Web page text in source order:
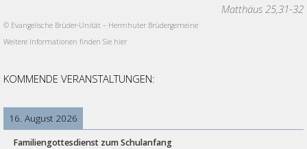
Matthäus 25,31-32
© Evangelische Brüder-Unität – Herrnhuter Brüdergemeine
Weitere Informationen finden Sie hier
KOMMENDE VERANSTALTUNGEN:
16. August 2026
Familiengottesdienst zum Schulanfang